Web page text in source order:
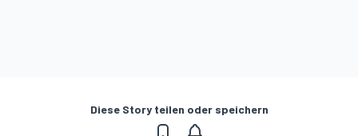
Diese Story teilen oder speichern